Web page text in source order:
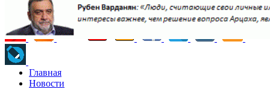
Главная
Новости